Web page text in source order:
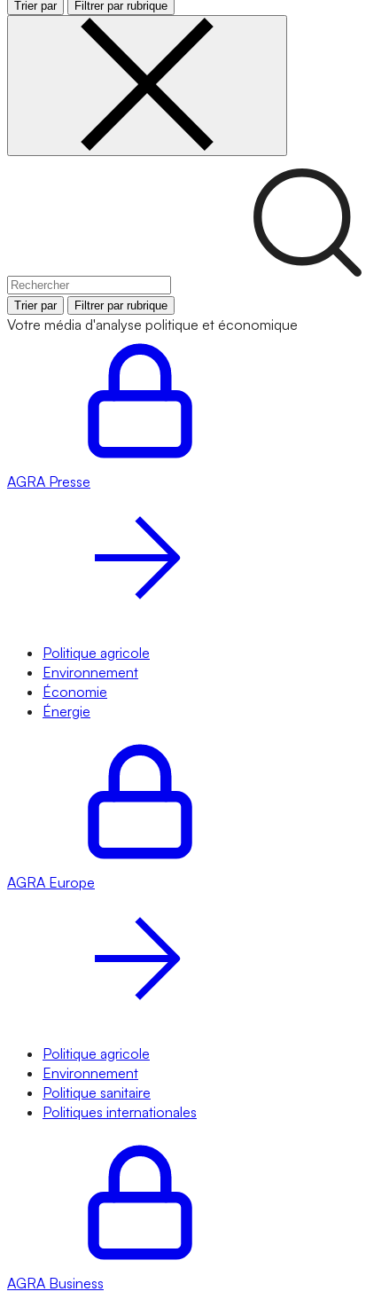
Trier par Filtrer par rubrique
Trier par Filtrer par rubrique
Votre média d'analyse politique et économique
AGRA Presse
Politique agricole
Environnement
Économie
Énergie
AGRA Europe
Politique agricole
Environnement
Politique sanitaire
Politiques internationales
AGRA Business